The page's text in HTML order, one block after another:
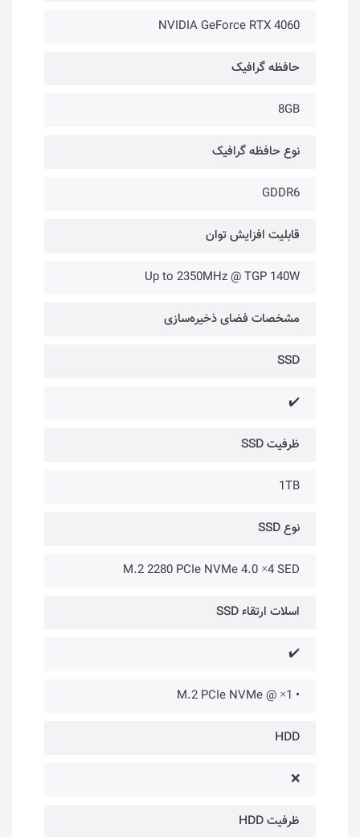
NVIDIA GeForce RTX 4060
حافظه گرافیک
8GB
نوع حافظه گرافیک
GDDR6
قابلیت افزایش توان
Up to 2350MHz @ TGP 140W
مشخصات فضای ذخیره‌سازی
SSD
✔️
ظرفیت SSD
1TB
نوع SSD
M.2 2280 PCIe NVMe 4.0 ×4 SED
اسلات ارتقاء SSD
✔️
• 1× @ M.2 PCIe NVMe
HDD
❌
ظرفیت HDD